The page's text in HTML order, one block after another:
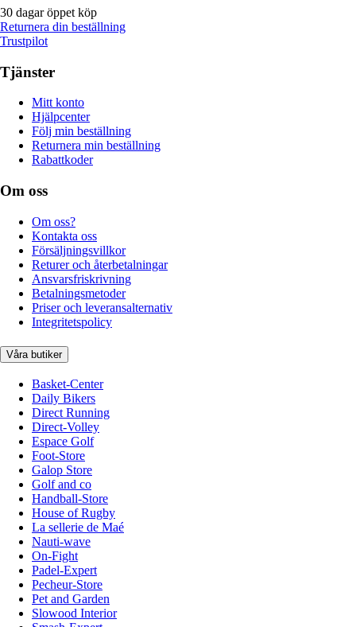
30 dagar öppet köp
Returnera din beställning
Trustpilot
Tjänster
Mitt konto
Hjälpcenter
Följ min beställning
Returnera min beställning
Rabattkoder
Om oss
Om oss?
Kontakta oss
Försäljningsvillkor
Returer och återbetalningar
Ansvarsfriskrivning
Betalningsmetoder
Priser och leveransalternativ
Integritetspolicy
Våra butiker
Basket-Center
Daily Bikers
Direct Running
Direct-Volley
Espace Golf
Foot-Store
Galop Store
Golf and co
Handball-Store
House of Rugby
La sellerie de Maé
Nauti-wave
On-Fight
Padel-Expert
Pecheur-Store
Pet and Garden
Slowood Interior